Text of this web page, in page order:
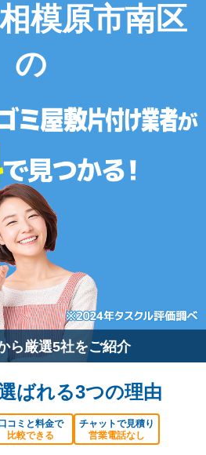
模原市南区
の
ら厳選5社をご紹介
ばれる3つの理由
口コミと料金で
比較できる
チャットで見積り
営業電話なし